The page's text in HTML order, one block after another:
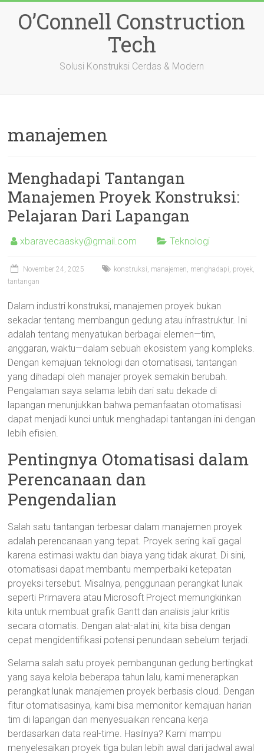
contentO’Connell Construction
Tech
Solusi Konstruksi Cerdas & Modern
manajemen
Menghadapi Tantangan
Manajemen Proyek Konstruksi:
Pelajaran Dari Lapangan
xbaravecaasky@gmail.com Teknologi
November 24, 2025 konstruksi, manajemen, menghadapi, proyek,
tantangan
Dalam industri konstruksi, manajemen proyek bukan
sekadar tentang membangun gedung atau infrastruktur. Ini
adalah tentang menyatukan berbagai elemen—tim,
anggaran, waktu—dalam sebuah ekosistem yang kompleks.
Dengan kemajuan teknologi dan otomatisasi, tantangan
yang dihadapi oleh manajer proyek semakin berubah.
Pengalaman saya selama lebih dari satu dekade di
lapangan menunjukkan bahwa pemanfaatan otomatisasi
dapat menjadi kunci untuk menghadapi tantangan ini dengan
lebih efisien.
Pentingnya Otomatisasi dalam
Perencanaan dan
Pengendalian
Salah satu tantangan terbesar dalam manajemen proyek
adalah perencanaan yang tepat. Proyek sering kali gagal
karena estimasi waktu dan biaya yang tidak akurat. Di sini,
otomatisasi dapat membantu memperbaiki ketepatan
proyeksi tersebut. Misalnya, penggunaan perangkat lunak
seperti Primavera atau Microsoft Project memungkinkan
kita untuk membuat grafik Gantt dan analisis jalur kritis
secara otomatis. Dengan alat-alat ini, kita bisa dengan
cepat mengidentifikasi potensi penundaan sebelum terjadi.
Selama salah satu proyek pembangunan gedung bertingkat
yang saya kelola beberapa tahun lalu, kami menerapkan
perangkat lunak manajemen proyek berbasis cloud. Dengan
fitur otomatisasinya, kami bisa memonitor kemajuan harian
tim di lapangan dan menyesuaikan rencana kerja
berdasarkan data real-time. Hasilnya? Kami mampu
menyelesaikan proyek tiga bulan lebih awal dari jadwal awal